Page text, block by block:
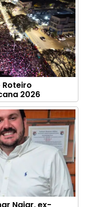
2026